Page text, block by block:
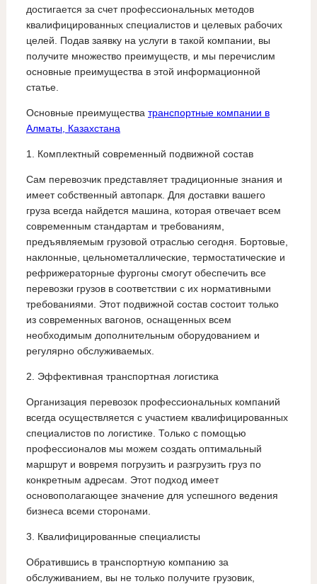
достигается за счет профессиональных методов
квалифицированных специалистов и целевых рабочих
целей. Подав заявку на услуги в такой компании, вы
получите множество преимуществ, и мы перечислим
основные преимущества в этой информационной
статье.
Основные преимущества транспортные компании в
Алматы, Казахстана
1. Комплектный современный подвижной состав
Сам перевозчик представляет традиционные знания и
имеет собственный автопарк. Для доставки вашего
груза всегда найдется машина, которая отвечает всем
современным стандартам и требованиям,
предъявляемым грузовой отраслью сегодня. Бортовые,
наклонные, цельнометаллические, термостатические и
рефрижераторные фургоны смогут обеспечить все
перевозки грузов в соответствии с их нормативными
требованиями. Этот подвижной состав состоит только
из современных вагонов, оснащенных всем
необходимым дополнительным оборудованием и
регулярно обслуживаемых.
2. Эффективная транспортная логистика
Организация перевозок профессиональных компаний
всегда осуществляется с участием квалифицированных
специалистов по логистике. Только с помощью
профессионалов мы можем создать оптимальный
маршрут и вовремя погрузить и разгрузить груз по
конкретным адресам. Этот подход имеет
основополагающее значение для успешного ведения
бизнеса всеми сторонами.
3. Квалифицированные специалисты
Обратившись в транспортную компанию за
обслуживанием, вы не только получите грузовик,